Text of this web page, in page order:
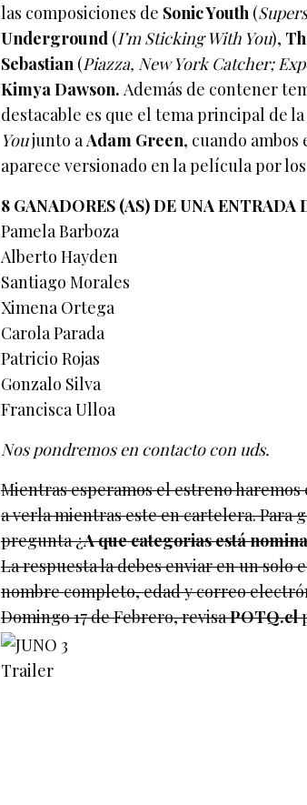
las composiciones de Sonic Youth (
Underground (I’m Sticking With You),
Sebastian (Piazza, New York Catcher;
Kimya Dawson.Además de contener
destacable es que el tema principal de
Youjunto aAdam Green, cuando ambos
aparece versionado en la película por
8 GANADORES (AS) DE UNA ENTRADA
Pamela Barboza
Alberto Hayden
Santiago Morales
Ximena Ortega
Carola Parada
Patricio Rojas
Gonzalo Silva
Francisca Ulloa
Nos pondremos en contacto con uds.
Mientras esperamos el estreno
a verla mientras este en cartelera. Para
pregunta ¿A que categorias está
La respuesta la debes enviar en un solo
nombre completo, edad y correo
Domingo 17 de Febrero, revisaPOTQ.cl
Trailer